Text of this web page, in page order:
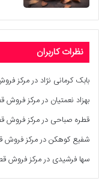
نظرات کاربران
بابک کرمانی نژاد درمرکز
بهزاد نعمتیان درمرکز فروش
قطره صباحی درمرکز فروش
شفیع کوهکندرمرکز فروش
سها فرشیدی درمرکز فروش